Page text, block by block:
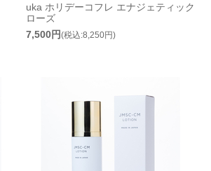
uka ホリデーコフレ エナジェティック
ローズ
7,500円(税込:8,250円)